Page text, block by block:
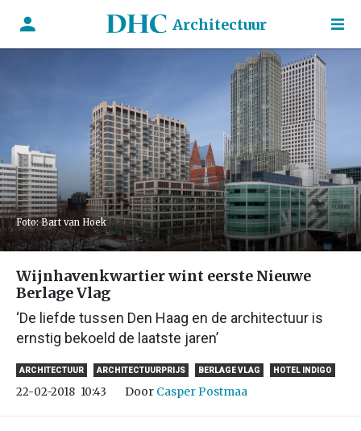
Architectuur
Foto: Bart van Hoek
Wijnhavenkwartier wint eerste Nieuwe
Berlage Vlag
‘De liefde tussen Den Haag en de architectuur is
ernstig bekoeld de laatste jaren’
ARCHITECTUUR ARCHITECTUURPRIJS BERLAGE VLAG HOTEL INDIGO
22-02-2018 10:43 Door Casper Postmaa